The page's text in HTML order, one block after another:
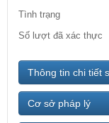
Tình trạng
Số lượt đã xác thực
Thông tin chi tiết
Cơ sở pháp lý